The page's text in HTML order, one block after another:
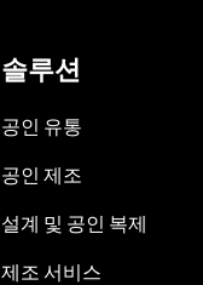
솔루션
공인 유통
공인 제조
설계 및 공인 복제
제조 서비스